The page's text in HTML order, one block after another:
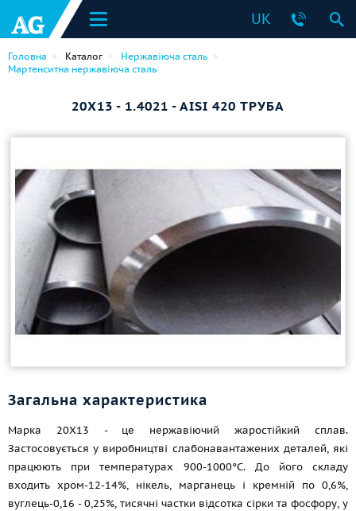
UK
Головна Каталог
Нержавіюча сталь
Мартенситна нержавіюча сталь
20X13 - 1.4021 - AISI 420 ТРУБА
Загальна характеристика
Марка 20Х13 - це нержавіючий жаростійкий сплав.
Застосовується у виробництві слабонавантажених деталей, які
працюють при температурах 900-1000°С. До його складу
входить хром-12-14%, нікель, марганець і кремній по 0,6%,
вуглець-0,16 - 0,25%, тисячні частки відсотка сірки та фосфору, у